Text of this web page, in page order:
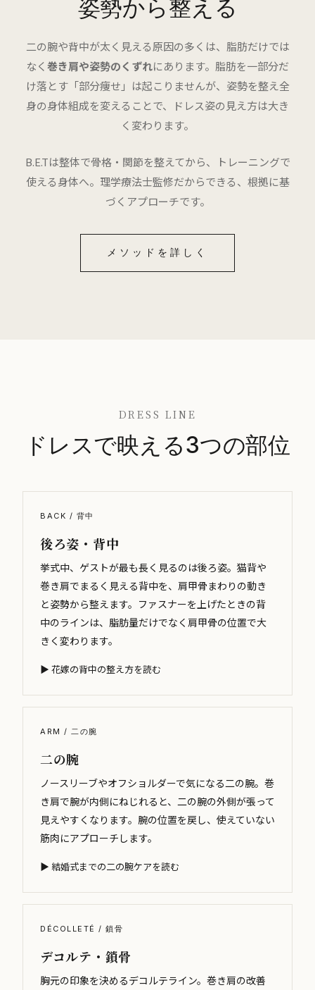
姿勢から整える
二の腕や背中が太く見える原因の多くは、脂肪だけでは
なく 巻き肩や姿勢のくずれにあります。脂肪を一部分だ
け落とす「部分痩せ」は起こりませんが、姿勢を整え全
身の身体組成を変えることで、ドレス姿の見え方は大き
く変わります。
B.E.Tは整体で骨格・関節を整えてから、トレーニングで
使える身体へ。理学療法士監修だからできる、根拠に基
づくアプローチです。
メソッドを詳しく
DRESS LINE
ドレスで映える3つの部位
BACK / 背中
後ろ姿・背中
挙式中、ゲストが最も長く見るのは後ろ姿。猫背や
巻き肩でまるく見える背中を、肩甲骨まわりの動き
と姿勢から整えます。ファスナーを上げたときの背
中のラインは、脂肪量だけでなく肩甲骨の位置で大
きく変わります。
▶ 花嫁の背中の整え方を読む
ARM / 二の腕
二の腕
ノースリーブやオフショルダーで気になる二の腕。巻
き肩で腕が内側にねじれると、二の腕の外側が張って
見えやすくなります。腕の位置を戻し、使えていない
筋肉にアプローチします。
▶ 結婚式までの二の腕ケアを読む
DÉCOLLETÉ / 鎖骨
デコルテ・鎖骨
胸元の印象を決めるデコルテライン。巻き肩の改善